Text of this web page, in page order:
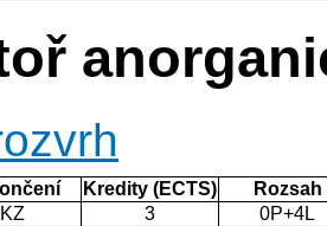
Kredity (ECTS)
Rozsah
KZ 3 0P+4L